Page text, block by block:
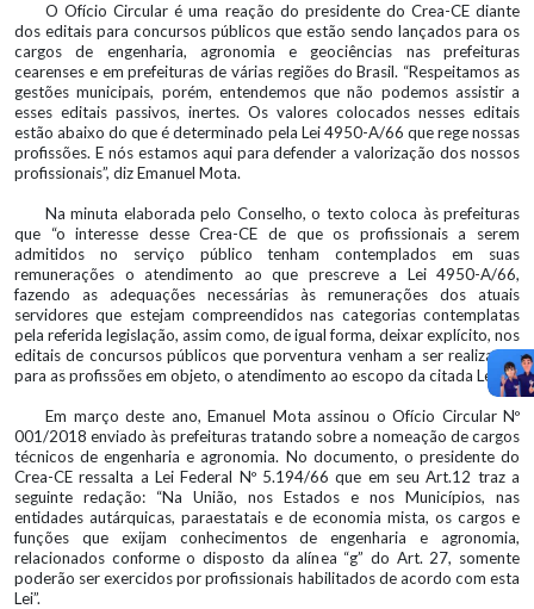
O Ofício Circular é uma reação do presidente do Crea-CE diante
dos editais para concursos públicos que estão sendo lançados para os
cargos de engenharia, agronomia e geociências nas prefeituras
cearenses e em prefeituras de várias regiões do Brasil. “Respeitamos as
gestões municipais, porém, entendemos que não podemos assistir a
esses editais passivos, inertes. Os valores colocados nesses editais
estão abaixo do que é determinado pela Lei 4950-A/66 que rege nossas
profissões. E nós estamos aqui para defender a valorização dos nossos
profissionais”, diz Emanuel Mota.
Na minuta elaborada pelo Conselho, o texto coloca às prefeituras
que “o interesse desse Crea-CE de que os profissionais a serem
admitidos no serviço público tenham contemplados em suas
remunerações o atendimento ao que prescreve a Lei 4950-A/66,
fazendo as adequações necessárias às remunerações dos atuais
servidores que estejam compreendidos nas categorias contemplatas
pela referida legislação, assim como, de igual forma, deixar explícito, nos
editais de concursos públicos que porventura venham a ser realizados
para as profissões em objeto, o atendimento ao escopo da citada Lei”.
Em março deste ano, Emanuel Mota assinou o Ofício Circular Nº
001/2018 enviado às prefeituras tratando sobre a nomeação de cargos
técnicos de engenharia e agronomia. No documento, o presidente do
Crea-CE ressalta a Lei Federal Nº 5.194/66 que em seu Art.12 traz a
seguinte redação: “Na União, nos Estados e nos Municípios, nas
entidades autárquicas, paraestatais e de economia mista, os cargos e
funções que exijam conhecimentos de engenharia e agronomia,
relacionados conforme o disposto da alínea “g” do Art. 27, somente
poderão ser exercidos por profissionais habilitados de acordo com esta
Lei”.